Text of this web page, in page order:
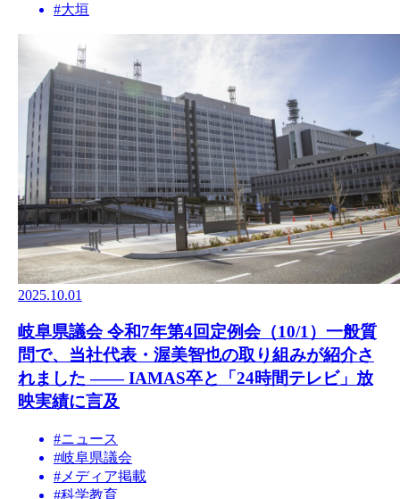
#大垣
2025.10.01
岐阜県議会 令和7年第4回定例会（10/1）一般質
問で、当社代表・渥美智也の取り組みが紹介さ
れました —— IAMAS卒と「24時間テレビ」放
映実績に言及
#ニュース
#岐阜県議会
# メディア掲載
#科学教育